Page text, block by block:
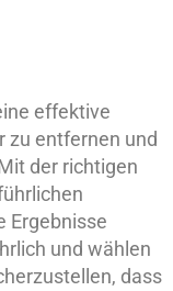
effektive
zu entfernen und
der richtigen
Ergebnisse
und wählen
dass